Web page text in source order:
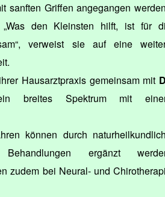
sanften Griffen angegangen
den Kleinsten hilft, ist für
verweist sie auf eine
Hausarztpraxis gemeinsam mit
breites Spektrum mit
können durch
ergänzt
zudem bei Neural- und